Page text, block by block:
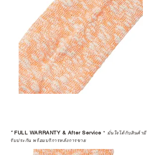
*FULL WARRANTY & After Service * มั่นใจได้กับสินค้ามี
รับประกัน พร้อมบริการหลังการขาย